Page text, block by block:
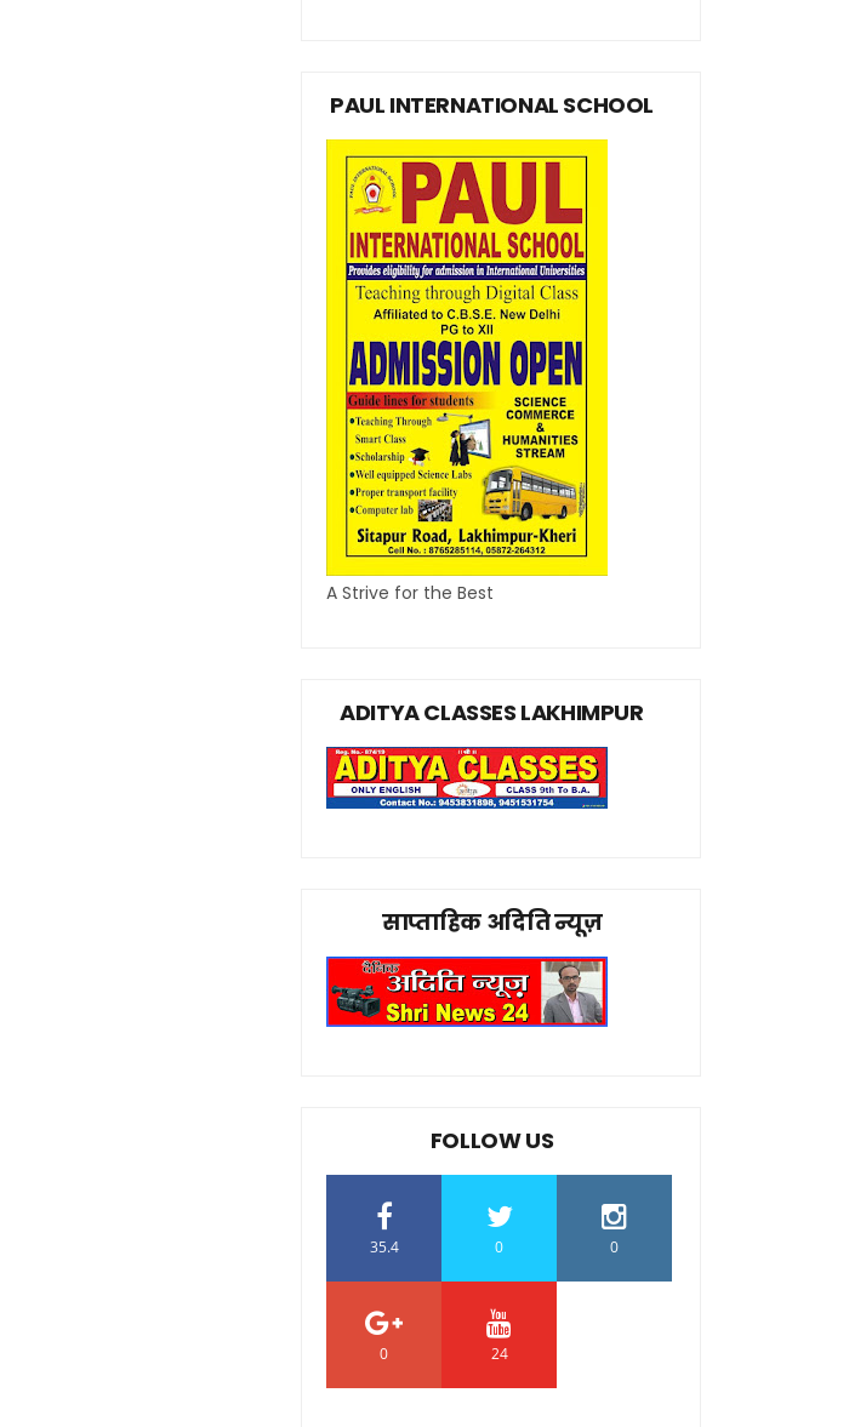
PAUL INTERNATIONAL SCHOOL
A Strive for the Best
ADITYA CLASSES LAKHIMPUR
साप्ताहिक अदिति न्यूज़
FOLLOW US
35.4 0 0
0 24